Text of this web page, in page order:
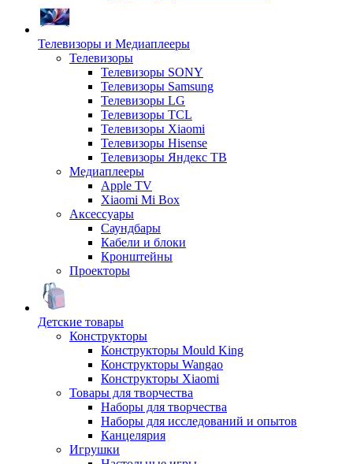
Телевизоры и Медиаплееры
Телевизоры
Телевизоры SONY
Телевизоры Samsung
Телевизоры LG
Телевизоры TCL
Телевизоры Xiaomi
Телевизоры Hisense
Телевизоры Яндекс ТВ
Медиаплееры
Apple TV
Xiaomi Mi Box
Аксессуары
Саундбары
Кабели и блоки
Кронштейны
Проекторы
Детские товары
Конструкторы
Конструкторы Mould King
Конструкторы Wangao
Конструкторы Xiaomi
Товары для творчества
Наборы для творчества
Наборы для исследований и опытов
Канцелярия
Игрушки